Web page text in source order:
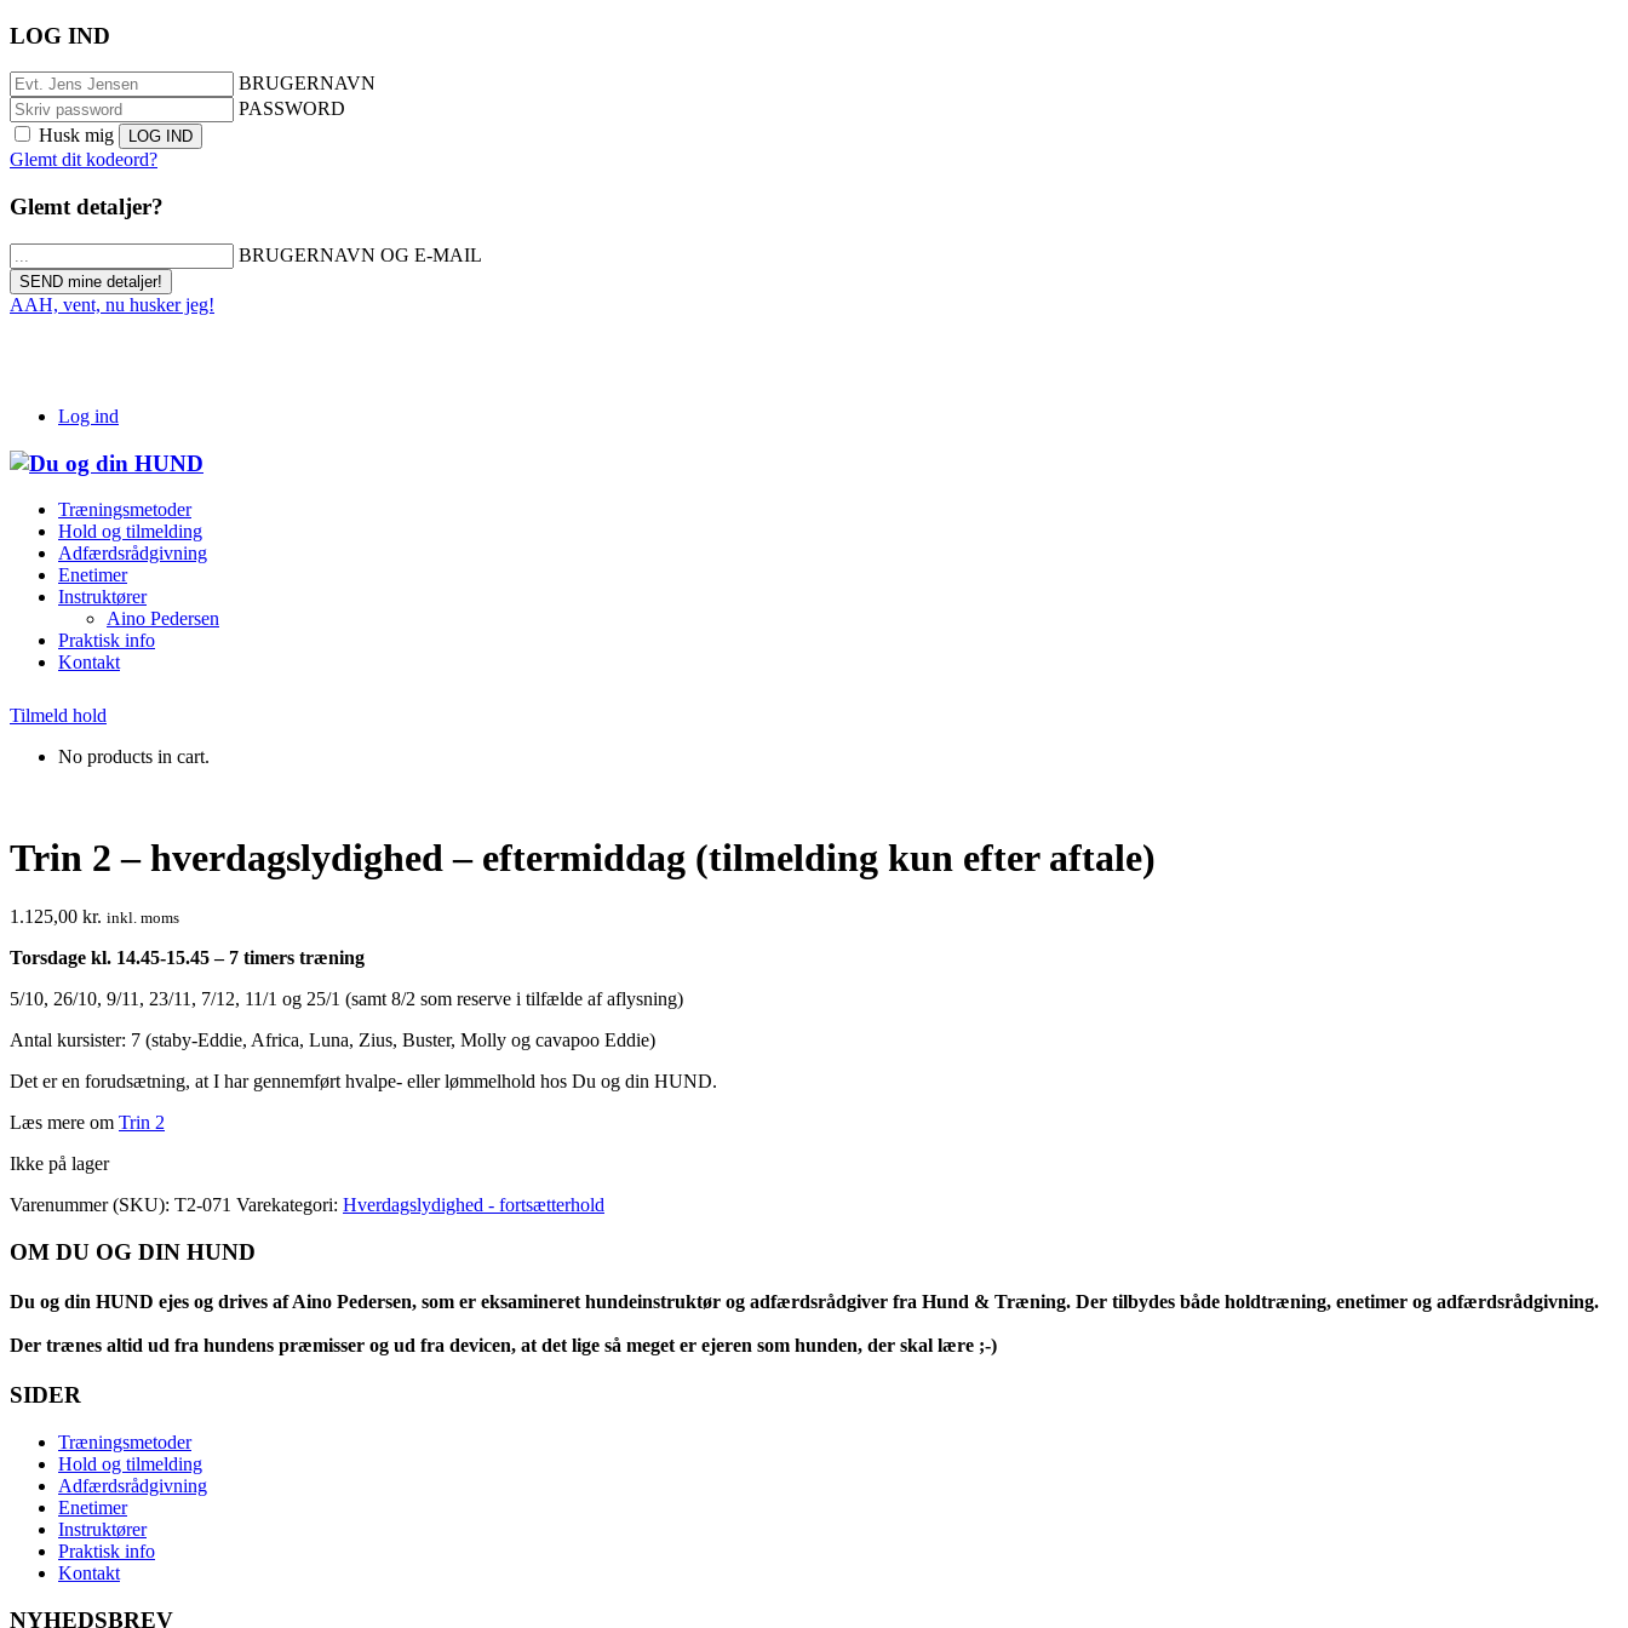
LOG IND
BRUGERNAVN
PASSWORD
Husk mig
Glemt dit kodeord?
Glemt detaljer?
BRUGERNAVN OG E-MAIL
AAH, vent, nu husker jeg!
Log ind
Træningsmetoder
Hold og tilmelding
Adfærdsrådgivning
Enetimer
Instruktører
Aino Pedersen
Praktisk info
Kontakt
Tilmeld hold
No products in cart.
Trin 2 – hverdagslydighed – eftermiddag (tilmelding kun efter aftale)
1.125,00 kr. inkl. moms
Torsdage kl. 14.45-15.45 – 7 timers træning
5/10, 26/10, 9/11, 23/11, 7/12, 11/1 og 25/1 (samt 8/2 som reserve i tilfælde af aflysning)
Antal kursister: 7 (staby-Eddie, Africa, Luna, Zius, Buster, Molly og cavapoo Eddie)
Det er en forudsætning, at I har gennemført hvalpe- eller lømmelhold hos Du og din HUND.
Læs mere om Trin 2
Ikke på lager
Varenummer (SKU): T2-071 Varekategori: Hverdagslydighed - fortsætterhold
OM DU OG DIN HUND
Du og din HUND ejes og drives af Aino Pedersen, som er eksamineret hundeinstruktør og adfærdsrådgiver fra Hund & Træning. Der tilbydes både holdtræning, enetimer og adfærdsrådgivning.
Der trænes altid ud fra hundens præmisser og ud fra devicen, at det lige så meget er ejeren som hunden, der skal lære ;-)
SIDER
Træningsmetoder
Hold og tilmelding
Adfærdsrådgivning
Enetimer
Instruktører
Praktisk info
Kontakt
NYHEDSBREV